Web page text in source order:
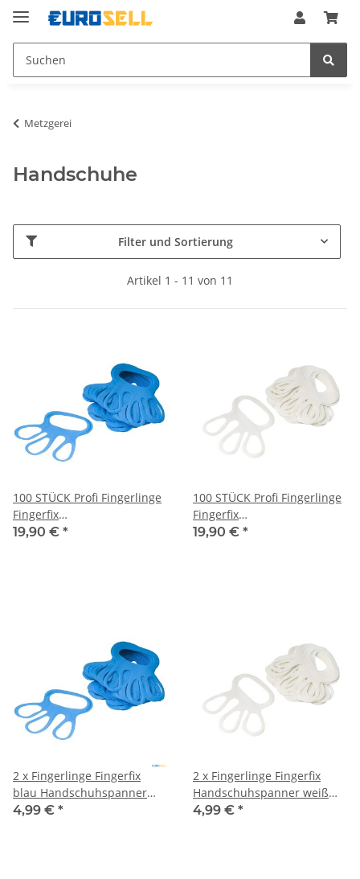
Metzgerei
Handschuhe
Filter und Sortierung
Artikel 1 - 11 von 11
100 STÜCK Profi Fingerlinge
Fingerfix
Handschuhspanner blau
19,90 € *
100 STÜCK Profi Fingerlinge
Fingerfix
Handschuhspanner weiß
19,90 € *
2 x Fingerlinge Fingerfix
blau Handschuhspanner
Stechschutzhandschuh
4,99 € *
2 x Fingerlinge Fingerfix
Handschuhspanner weiß
Stechschutzhandschuh
4,99 € *